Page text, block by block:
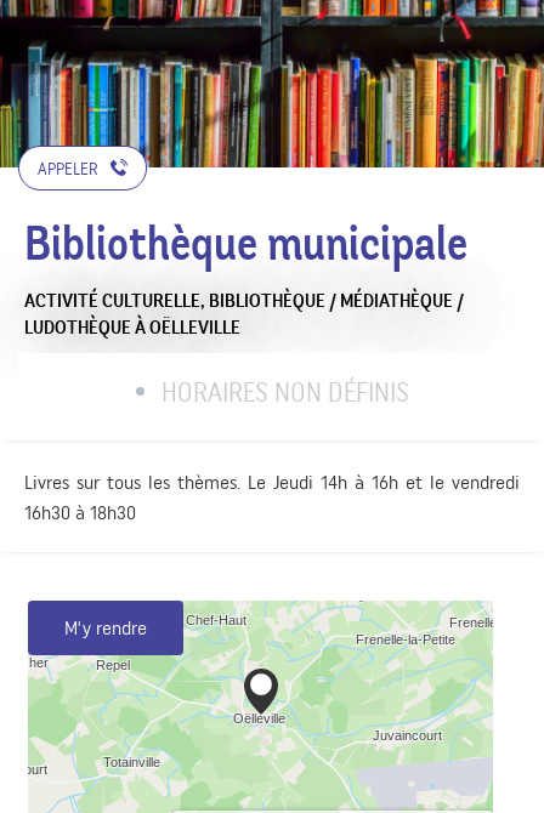
APPELER
Bibliothèque municipale
ACTIVITÉ CULTURELLE, BIBLIOTHÈQUE / MÉDIATHÈQUE /
LUDOTHÈQUE À OËLLEVILLE
HORAIRES NON DÉFINIS
Livres sur tous les thèmes. Le Jeudi 14h à 16h et le vendredi
16h30 à 18h30
M'y rendre